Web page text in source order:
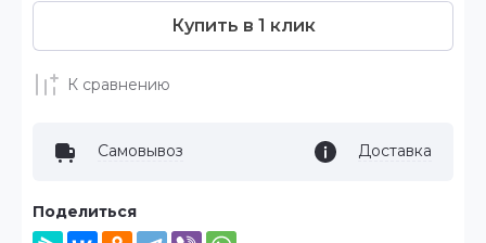
Купить в 1 клик
К сравнению
Самовывоз Доставка
Поделиться